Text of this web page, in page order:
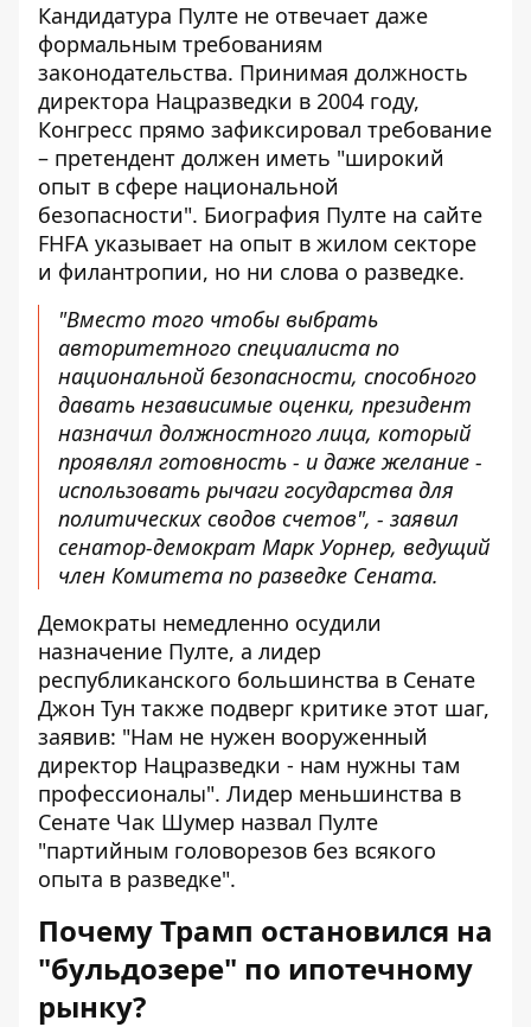
Кандидатура Пулте не отвечает даже
формальным требованиям
законодательства. Принимая должность
директора Нацразведки в 2004 году,
Конгресс прямо зафиксировал требование
– претендент должен иметь "широкий
опыт в сфере национальной
безопасности". Биография Пулте на сайте
FHFA указывает на опыт в жилом секторе
и филантропии, но ни слова о разведке.
"Вместо того чтобы выбрать
авторитетного специалиста по
национальной безопасности, способного
давать независимые оценки, президент
назначил должностного лица, который
проявлял готовность - и даже желание -
использовать рычаги государства для
политических сводов счетов", - заявил
сенатор-демократ Марк Уорнер, ведущий
член Комитета по разведке Сената.
Демократы немедленно осудили
назначение Пулте, а лидер
республиканского большинства в Сенате
Джон Тун также подверг критике этот шаг,
заявив: "Нам не нужен вооруженный
директор Нацразведки - нам нужны там
профессионалы". Лидер меньшинства в
Сенате Чак Шумер назвал Пулте
"партийным головорезов без всякого
опыта в разведке".
Почему Трамп остановился на
"бульдозере" по ипотечному
рынку?